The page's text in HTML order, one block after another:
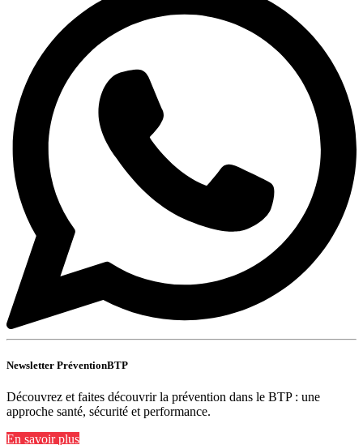
Newsletter PréventionBTP
Découvrez et faites découvrir la prévention dans le BTP : une
approche santé, sécurité et performance.
En savoir plus